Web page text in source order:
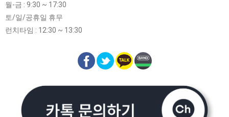
월-금 : 9:30 ~ 17:30
토/일/공휴일 휴무
런치타임 : 12:30 ~ 13:30